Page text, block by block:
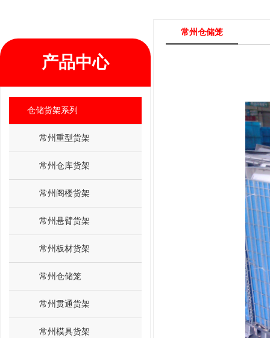
产品中心
仓储货架系列
常州重型货架
常州仓库货架
常州阁楼货架
常州悬臂货架
常州板材货架
常州仓储笼
常州贯通货架
常州模具货架
常州仓储笼